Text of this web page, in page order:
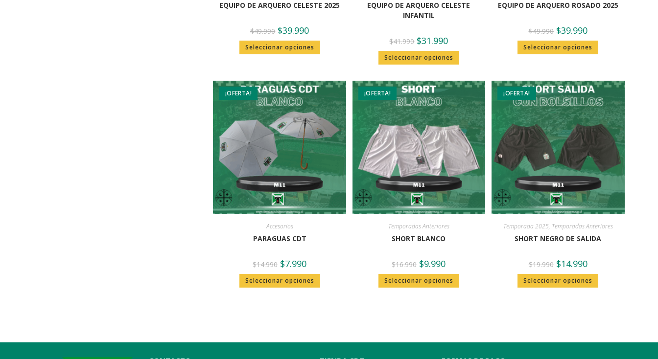
EQUIPO DE ARQUERO CELESTE 2025
$49.990 $39.990
Seleccionar opciones
EQUIPO DE ARQUERO CELESTE
INFANTIL
$41.990 $31.990
Seleccionar opciones
EQUIPO DE ARQUERO ROSADO 2025
$49.990 $39.990
Seleccionar opciones
¡OFERTA!
Accesorios
PARAGUAS CDT
$14.990 $7.990
Seleccionar opciones
¡OFERTA!
Temporadas Anteriores
SHORT BLANCO
$16.990 $9.990
Seleccionar opciones
¡OFERTA!
Temporada 2025, Temporadas Anteriores
SHORT NEGRO DE SALIDA
$19.990 $14.990
Seleccionar opciones